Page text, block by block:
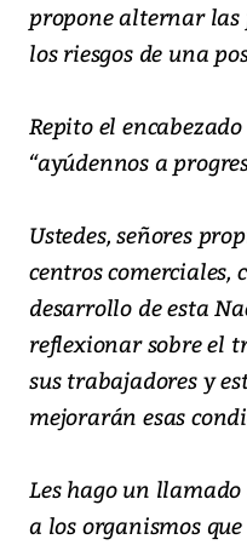
propone alternar
los riesgos de una
Repito el
“ayúdennos a
Ustedes, señores
centros comerciales,
desarrollo de esta
reflexionar sobre el
sus trabajadores y
mejorarán esas
Les hago un
a los organismos